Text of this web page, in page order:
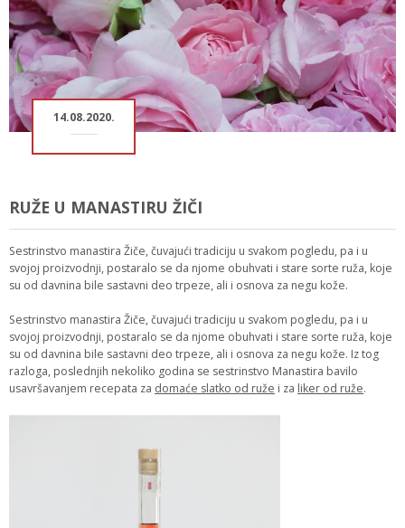
14.08.2020.
RUŽE U MANASTIRU ŽIČI
Sestrinstvo manastira Žiče, čuvajući tradiciju u svakom pogledu, pa i u
svojoj proizvodnji, postaralo se da njome obuhvati i stare sorte ruža, koje
su od davnina bile sastavni deo trpeze, ali i osnova za negu kože.
Sestrinstvo manastira Žiče, čuvajući tradiciju u svakom pogledu, pa i u
svojoj proizvodnji, postaralo se da njome obuhvati i stare sorte ruža, koje
su od davnina bile sastavni deo trpeze, ali i osnova za negu kože. Iz tog
razloga, poslednjih nekoliko godina se sestrinstvo Manastira bavilo
usavršavanjem recepata za domaće slatko od ruže i za liker od ruže.